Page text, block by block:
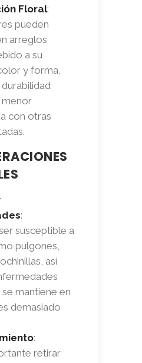
Floral:
pueden
arreglos
a su
y forma,
menor
con otras
:
susceptible a
pulgones,
así
se mantiene en
demasiado
:
retirar